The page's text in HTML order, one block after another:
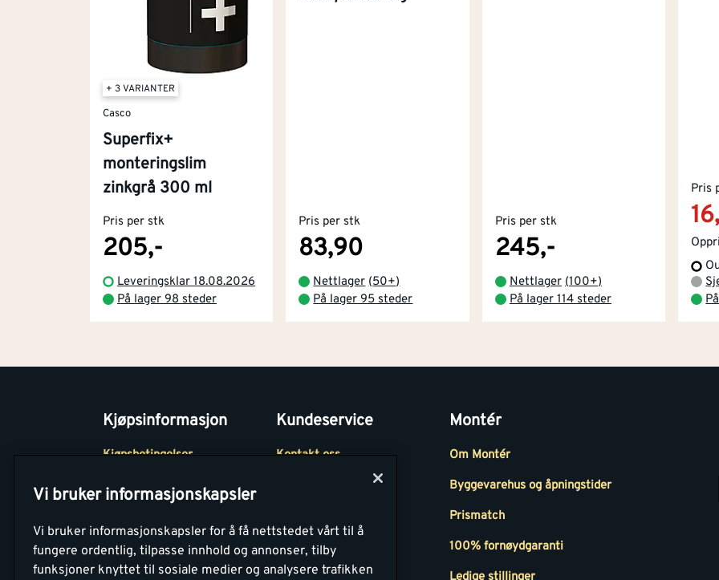
+ 3 VARIANTER
Casco
Superfix+
monteringslim
zinkgrå 300 ml
Pris per stk
205,-
Leveringsklar 18.08.2026
På lager 98 steder
Pris per stk
83,90
Nettlager (50+)
På lager 95 steder
Pris per stk
245,-
Nettlager (100+)
På lager 114 steder
Pris
Kjøpsinformasjon
Kjøpsbetingelser
Betaling
Retur- og
angrerettsskjema
Kundeservice
Kontakt oss
Medlemsavtaler
Montér
Om Montér
Byggevarehus og åpningstider
Prismatch
100% fornøydgaranti
Vi bruker informasjonskapsler
Vi bruker informasjonskapsler for å få nettstedet vårt til å
fungere ordentlig, tilpasse innhold og annonser, tilby
funksjoner knyttet til sosiale medier og analysere trafikken